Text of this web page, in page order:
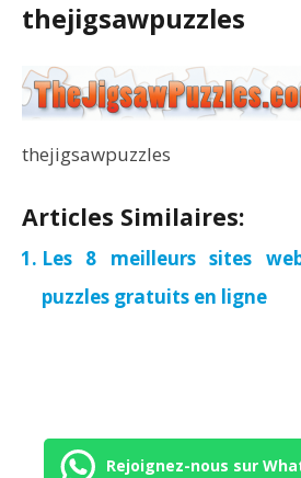
thejigsawpuzzles
thejigsawpuzzles
Articles Similaires:
Les 8 meilleurs sites
puzzles gratuits en ligne
Rejoignez-nous sur